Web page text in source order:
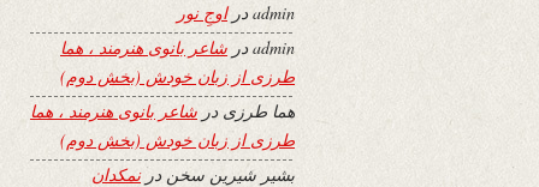
adminدراوجِ نور
adminدر شاعر بانوی هنرمند ، هما
طرزی از زبان خودش (بخش دوم)
هما طرزی در شاعر بانوی هنرمند ، هما
طرزی از زبان خودش (بخش دوم)
بشیر شیرین سخن درنمکدان